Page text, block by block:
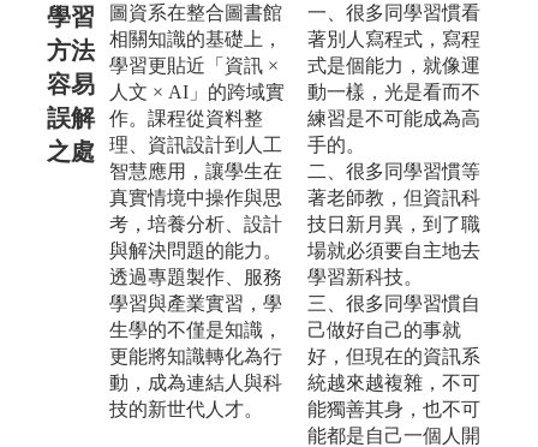
學習
方法
容易
誤解
之處
圖資系在整合圖書館
相關知識的基礎上，
學習更貼近「資訊 ×
人文 × AI」的跨域實
作。課程從資料整
理、資訊設計到人工
智慧應用，讓學生在
真實情境中操作與思
考，培養分析、設計
與解決問題的能力。
透過專題製作、服務
學習與產業實習，學
生學的不僅是知識，
更能將知識轉化為行
動，成為連結人與科
技的新世代人才。
一、很多同學習慣看
著別人寫程式，寫程
式是個能力，就像運
動一樣，光是看而不
練習是不可能成為高
手的。
二、很多同學習慣等
著老師教，但資訊科
技日新月異，到了職
場就必須要自主地去
學習新科技。
三、很多同學習慣自
己做好自己的事就
好，但現在的資訊系
統越來越複雜，不可
能獨善其身，也不可
能都是自己一個人開